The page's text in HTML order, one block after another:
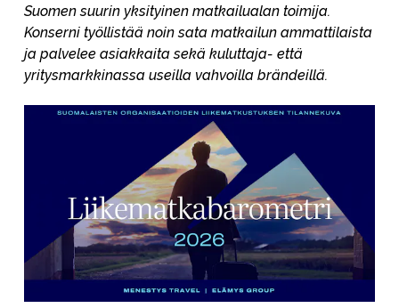
Suomen suurin yksityinen matkailualan toimija.
Konserni työllistää noin sata matkailun ammattilaista
ja palvelee asiakkaita sekä kuluttaja- että
yritysmarkkinassa useilla vahvoilla brändeillä.